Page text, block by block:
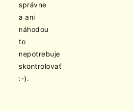
správne
a ani
náhodou
to
nepotrebuje
skontrolovať
:-).